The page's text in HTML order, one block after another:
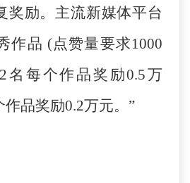
奖励。主流新媒体平台
作品 (点赞量要求1000
名每个作品奖励0.5万
品奖励0.2万元。”